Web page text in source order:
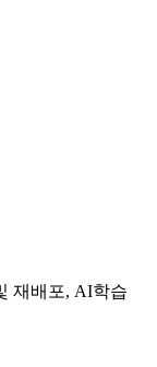
재배포, AI학습